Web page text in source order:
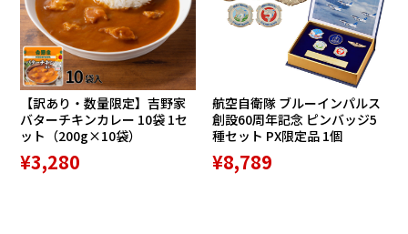
【訳あり・数量限定】吉野家
バターチキンカレー 10袋 1セ
ット（200g×10袋）
¥3,280
航空自衛隊 ブルーインパルス
創設60周年記念 ピンバッジ5
種セット PX限定品 1個
¥8,789